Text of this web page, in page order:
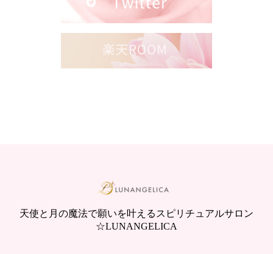
天使と月の魔法で願いを叶えるスピリチュアルサロン
☆LUNANGELICA